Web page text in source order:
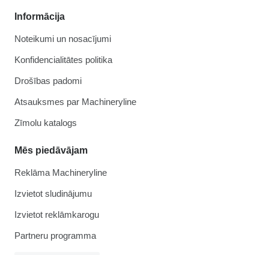
Informācija
Noteikumi un nosacījumi
Konfidencialitātes politika
Drošības padomi
Atsauksmes par Machineryline
Zīmolu katalogs
Mēs piedāvājam
Reklāma Machineryline
Izvietot sludinājumu
Izvietot reklāmkarogu
Partneru programma